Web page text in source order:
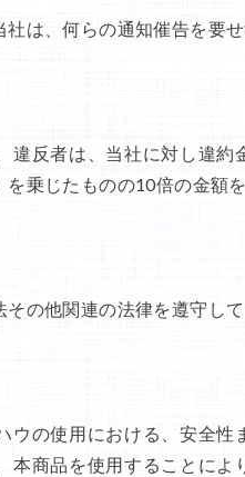
は、何らの通知催告を要
違反者は、当社に対し違
乗じたものの10倍の金額
の他関連の法律を遵守して
ウの使用における、安全
本商品を使用することに